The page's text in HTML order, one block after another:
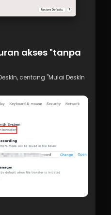
akses "tanpa
centang "Mulai DeskIn